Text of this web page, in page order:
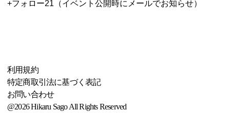
+フォロー21 （イベント公開時にメールでお知らせ）
利用規約
特定商取引法に基づく表記
お問い合わせ
@2026 Hikaru Sago All Rights Reserved